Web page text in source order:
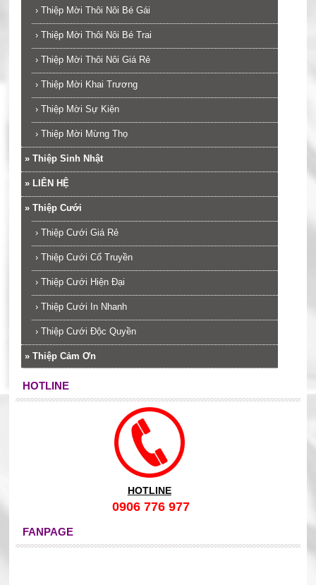
› Thiệp Mời Thôi Nôi Bé Gái
› Thiệp Mời Thôi Nôi Bé Trai
› Thiệp Mời Thôi Nôi Giá Rẻ
› Thiệp Mời Khai Trương
› Thiệp Mời Sự Kiện
› Thiệp Mời Mừng Thọ
» Thiệp Sinh Nhật
» LIÊN HỆ
» Thiệp Cưới
› Thiệp Cưới Giá Rẻ
› Thiệp Cưới Cổ Truyền
› Thiệp Cưới Hiện Đại
› Thiệp Cưới In Nhanh
› Thiệp Cưới Độc Quyền
» Thiệp Cảm Ơn
HOTLINE
HOTLINE
0906 776 977
FANPAGE